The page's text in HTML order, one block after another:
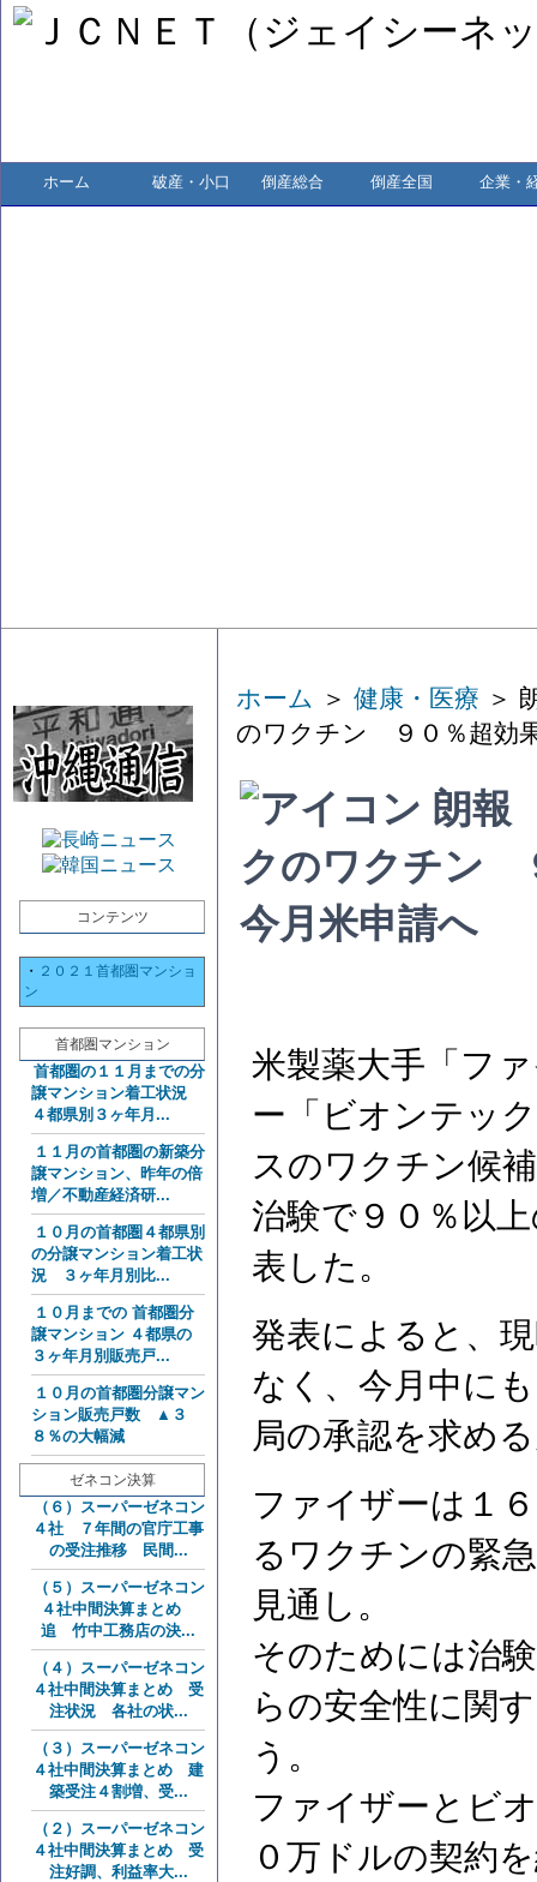
ホーム 破産・小口 倒産総合 倒産全国 企業・
コンテンツ
・ ２０２１首都圏マンショ
ン
首都圏マンション
首都圏の１１月までの分
譲マンション着工状況
４都県別３ヶ年月...
１１月の首都圏の新築分
譲マンション、昨年の倍
増／不動産経済研...
１０月の首都圏４都県別
の分譲マンション着工状
況 ３ヶ年月別比...
１０月までの 首都圏分
譲マンション ４都県の
３ヶ年月別販売戸...
１０月の首都圏分譲マン
ション販売戸数 ▲３
８％の大幅減
ゼネコン決算
（６）スーパーゼネコン
４社 ７年間の官庁工事
の受注推移 民間...
（５）スーパーゼネコン
４社中間決算まとめ
追 竹中工務店の決...
（４）スーパーゼネコン
４社中間決算まとめ 受
注状況 各社の状...
（３）スーパーゼネコン
４社中間決算まとめ 建
築受注４割増、受...
（２）スーパーゼネコン
４社中間決算まとめ 受
注好調、利益率大...
ホーム ＞ 健康・医療 ＞
のワクチン ９０％超効
朗報
クのワクチン
今月米申請へ
米製薬大手「フ
ー「ビオンテッ
スのワクチン候
治験で９０％以
表した。
発表によると、
なく、今月中に
局の承認を求め
ファイザーは１
るワクチンの緊
見通し。
そのためには治
らの安全性に関
う。
ファイザーとビ
０万ドルの契約